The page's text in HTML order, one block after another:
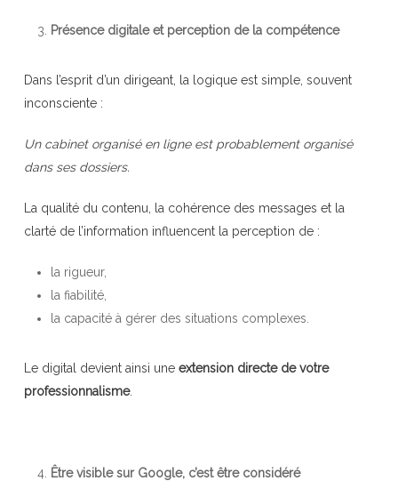
Présence digitale et perception de la compétence
Dans l’esprit d’un dirigeant, la logique est simple, souvent
inconsciente :
Un cabinet organisé en ligne est probablement organisé
dans ses dossiers.
La qualité du contenu, la cohérence des messages et la
clarté de l’information influencent la perception de :
la rigueur,
la fiabilité,
la capacité à gérer des situations complexes.
Le digital devient ainsi une extension directe de votre
professionnalisme.
Être visible sur Google, c’est être considéré